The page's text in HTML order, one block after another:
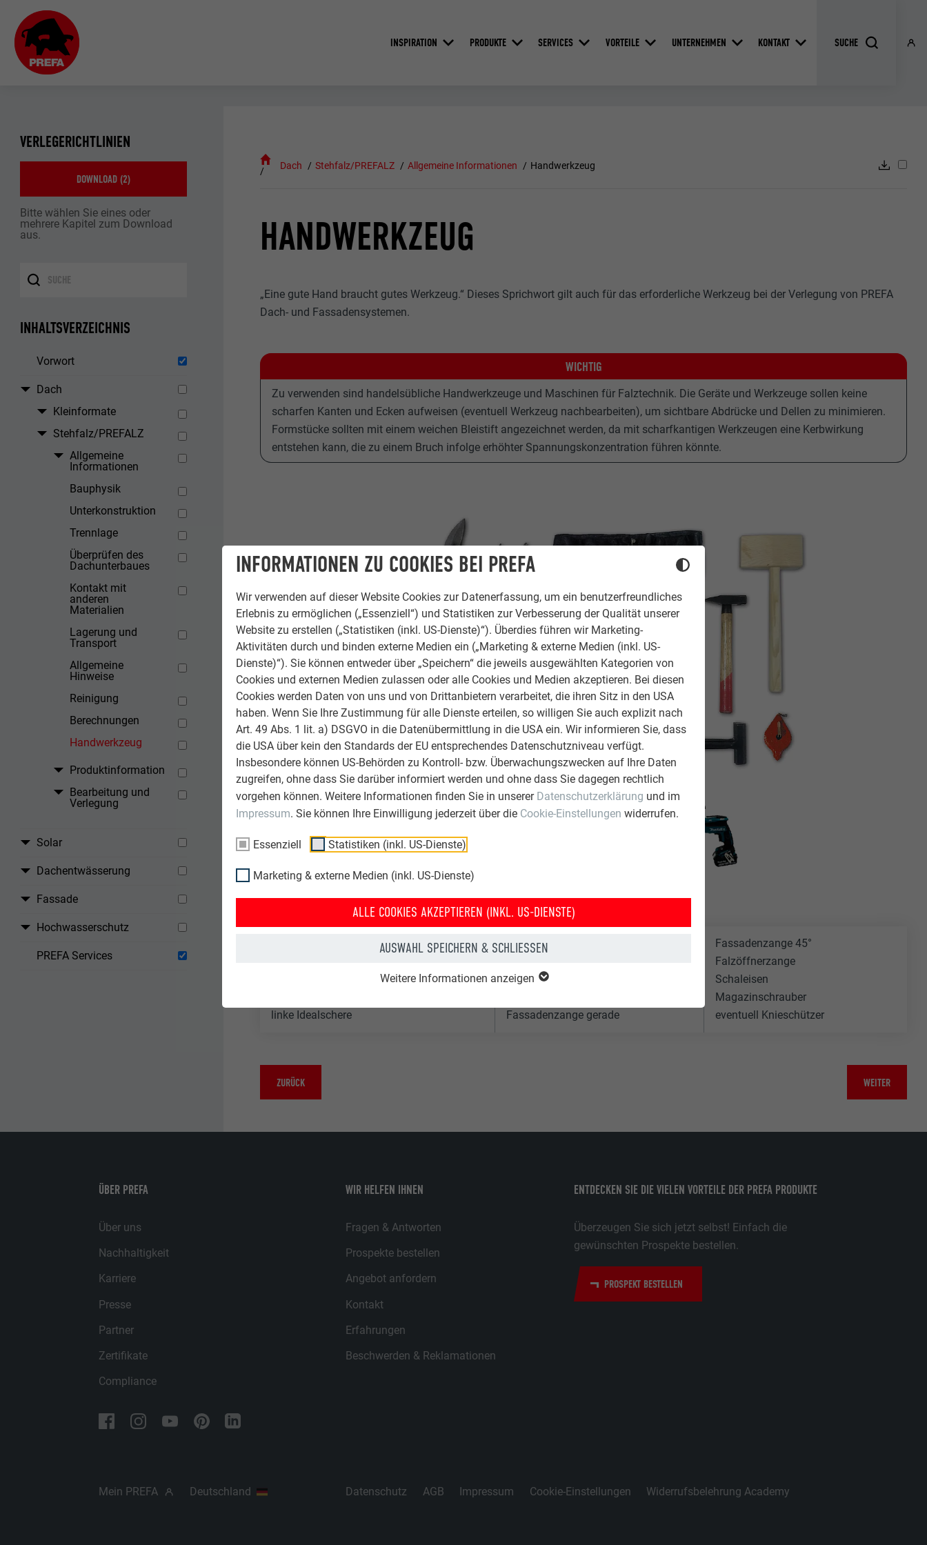
INFORMATIONEN ZU COOKIES BEI PREFA
Wir verwenden auf dieser Website Cookies zur Datenerfassung, um ein benutzerfreundliches
Erlebnis zu ermöglichen („Essenziell“) und Statistiken zur Verbesserung der Qualität unserer
Website zu erstellen („Statistiken (inkl. US-Dienste)“). Überdies führen wir Marketing-
Aktivitäten durch und binden externe Medien ein („Marketing & externe Medien (inkl. US-
Dienste)“). Sie können entweder über „Speichern“ die jeweils ausgewählten Kategorien von
Cookies und externen Medien zulassen oder alle Cookies und Medien akzeptieren. Bei diesen
Cookies werden Daten von uns und von Drittanbietern verarbeitet, die ihren Sitz in den USA
haben. Wenn Sie Ihre Zustimmung für alle Dienste erteilen, so willigen Sie auch explizit nach
Art. 49 Abs. 1 lit. a) DSGVO in die Datenübermittlung in die USA ein. Wir informieren Sie, dass
die USA über kein den Standards der EU entsprechendes Datenschutzniveau verfügt.
Insbesondere können US-Behörden zu Kontroll- bzw. Überwachungszwecken auf Ihre Daten
zugreifen, ohne dass Sie darüber informiert werden und ohne dass Sie dagegen rechtlich
vorgehen können. Weitere Informationen finden Sie in unserer Datenschutzerklärung und im
Impressum. Sie können Ihre Einwilligung jederzeit über die Cookie-Einstellungen widerrufen.
Essenziell Statistiken (inkl. US-Dienste)
Marketing & externe Medien (inkl. US-Dienste)
ALLE COOKIES AKZEPTIEREN (INKL. US-DIENSTE)
AUSWAHL SPEICHERN & SCHLIESSEN
Weitere Informationen anzeigen
INSPIRATION PRODUKTE SERVICES VORTEILE UNTERNEHMEN KONTAKT
VERLEGERICHTLINIEN
DOWNLOAD (2)
Bitte wählen Sie eines oder
mehrere Kapitel zum Download
aus.
INHALTSVERZEICHNIS
Vorwort
Dach
Kleinformate
Stehfalz/PREFALZ
Allgemeine
Informationen
Bauphysik
Unterkonstruktion
Trennlage
Überprüfen des
Dachunterbaues
Kontakt mit
anderen
Materialien
Lagerung und
Transport
Allgemeine
Hinweise
Reinigung
Berechnungen
Handwerkzeug
Produktinformation
Bearbeitung und
Verlegung
Solar
Dachentwässerung
Fassade
Hochwasserschutz
PREFA Services
Dach Stehfalz/PREFALZ Allgemeine Informationen Handwerkzeug
HANDWERKZEUG
„Eine gute Hand braucht gutes Werkzeug.“ Dieses Sprichwort gilt auch für das erforderliche Werkzeug bei der Verlegung von PREFA
Dach- und Fassadensystemen.
WICHTIG
Zu verwenden sind handelsübliche Handwerkzeuge und Maschinen für Falztechnik. Die Geräte und Werkzeuge sollen keine
scharfen Kanten und Ecken aufweisen (eventuell Werkzeug nachbearbeiten), um sichtbare Abdrücke und Dellen zu minimieren.
Formstücke sollten mit einem weichen Bleistift angezeichnet werden, da mit scharfkantigen Werkzeugen eine Kerbwirkung
entstehen kann, die zu einem Bruch infolge erhöhter Spannungskonzentration führen könnte.
Nageltasche mit 2 Fächern
linke Idealschere
rechte Idealschere
Farbschnur
Fassadenzange gerade
Fassadenzange 45°
Falzöffnerzange
Schaleisen
Magazinschrauber
eventuell Knieschützer
ZURÜCK WEITER
ENTDECKEN SIE DIE VIELEN VORTEILE DER PREFA PRODUKTE
Überzeugen Sie sich jetzt selbst! Einfach die
gewünschten Prospekte bestellen.
PROSPEKT BESTELLEN
ÜBER PREFA
Über uns
Nachhaltigkeit
Karriere
Presse
Partner
Zertifikate
Compliance
WIR HELFEN IHNEN
Fragen & Antworten
Prospekte bestellen
Angebot anfordern
Kontakt
Erfahrungen
Beschwerden & Reklamationen
Mein PREFA Deutschland Datenschutz AGB Impressum Cookie-Einstellungen Widerrufsbelehrung Academy